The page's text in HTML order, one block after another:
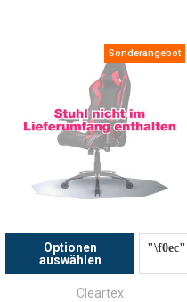
Sonderangebot
Optionen
auswählen
Cleartex